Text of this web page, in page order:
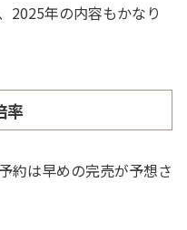
2025年の内容もかなり
率
約は早めの完売が予想さ